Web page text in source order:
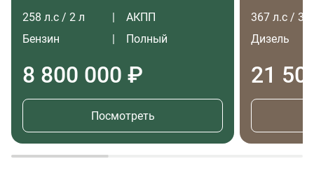
258 л.с / 2 л
АКПП
Бензин
Полный
8 800 000 ₽
Посмотреть
367 л.с / 3 л
Дизель
21